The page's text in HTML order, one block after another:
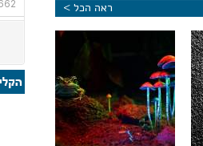
ראה הכל >